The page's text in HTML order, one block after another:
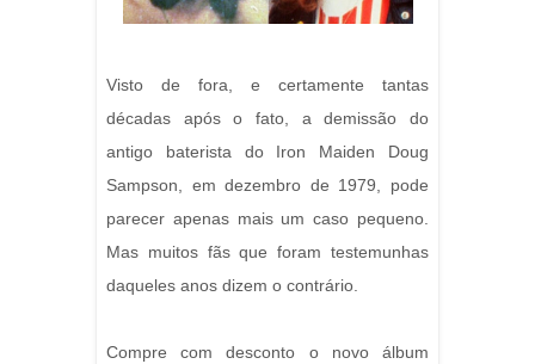
Visto de fora, e certamente tantas
décadas após o fato, a demissão do
antigo baterista do Iron Maiden Doug
Sampson, em dezembro de 1979, pode
parecer apenas mais um caso pequeno.
Mas muitos fãs que foram testemunhas
daqueles anos dizem o contrário.
Compre com desconto o novo álbum